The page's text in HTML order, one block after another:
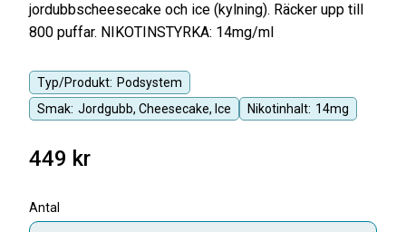
Typ/Produkt: Podsystem
Smak: Jordgubb, Cheesecake, Ice Nikotinhalt: 14mg
jordubbscheesecake och ice (kylning). Räcker upp till
800 puffar. NIKOTINSTYRKA: 14mg/ml
449 kr
Antal